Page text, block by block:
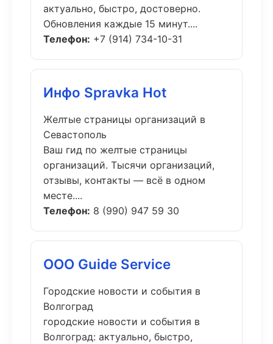
актуально, быстро, достоверно.
Обновления каждые 15 минут....
Телефон: +7 (914) 734-10-31
Инфо Spravka Hot
Желтые страницы организаций в
Севастополь
Ваш гид по желтые страницы
организаций. Тысячи организаций,
отзывы, контакты — всё в одном
месте....
Телефон: 8 (990) 947 59 30
ООО Guide Service
Городские новости и события в
Волгоград
городские новости и события в
Волгоград: актуально, быстро,